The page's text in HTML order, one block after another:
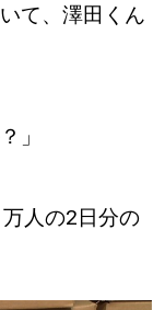
くる、
ジン
て、澤田くん
」
人の2日分の